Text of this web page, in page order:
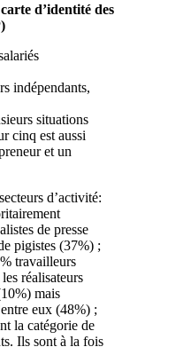
d’identité des
indépendants,
situations
cinq est aussi
et un
d’activité:
de presse
pigistes (37%) ;
travailleurs
réalisateurs
mais
eux (48%) ;
la catégorie de
Ils sont à la fois